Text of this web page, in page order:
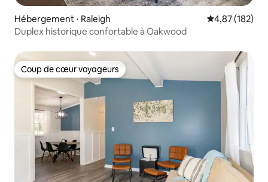
Hébergement ⋅ Raleigh Évaluation
4,87 (182)
Duplex historique confortable à Oakwood
Coup de cœur voyageurs
Coup de cœur voyageurs